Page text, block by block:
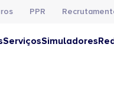
PPR
ServiçosSimuladores